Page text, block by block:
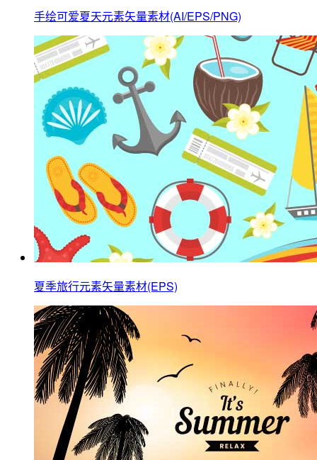
手绘可爱夏天元素矢量素材(AI/EPS/PNG)
夏季旅行元素矢量素材(EPS)